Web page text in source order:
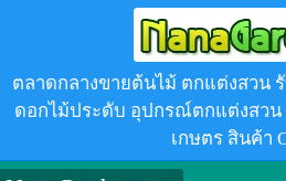
ตลาดกลางขายต้นไม้ ตกแต่งสวน
ดอกไม้ประดับ อุปกรณ์ตกแต่งสว
เกษตร สินค้า